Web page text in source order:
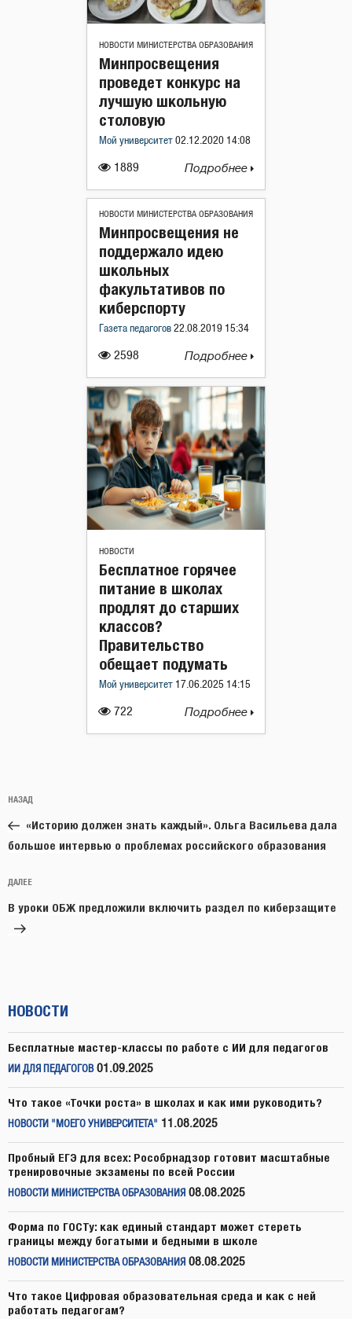
НОВОСТИ МИНИСТЕРСТВА ОБРАЗОВАНИЯ
1889
Минпросвещения
проведет конкурс на
лучшую школьную
столовую
Мой университет 02.12.2020 14:08
Подробнее
НОВОСТИ МИНИСТЕРСТВА ОБРАЗОВАНИЯ
2598
Минпросвещения не
поддержало идею
школьных
факультативов по
киберспорту
Газета педагогов 22.08.2019 15:34
Подробнее
НОВОСТИ
722
Бесплатное горячее
питание в школах
продлят до старших
классов?
Правительство
обещает подумать
Мой университет 17.06.2025 14:15
Подробнее
по
записям
Предыдущая
запись:
НАЗАД
«Историю должен знать каждый». Ольга Васильева дала
большое интервью о проблемах российского образования
Следующая
запись
ДАЛЕЕ
В уроки ОБЖ предложили включить раздел по киберзащите
НОВОСТИ
Бесплатные мастер-классы по работе с ИИ для педагогов
ИИ ДЛЯ ПЕДАГОГОВ 01.09.2025
Что такое «Точки роста» в школах и как ими руководить?
НОВОСТИ "МОЕГО УНИВЕРСИТЕТА" 11.08.2025
Пробный ЕГЭ для всех: Рособрнадзор готовит масштабные
тренировочные экзамены по всей России
НОВОСТИ МИНИСТЕРСТВА ОБРАЗОВАНИЯ 08.08.2025
Форма по ГОСТу: как единый стандарт может стереть
границы между богатыми и бедными в школе
НОВОСТИ МИНИСТЕРСТВА ОБРАЗОВАНИЯ 08.08.2025
Что такое Цифровая образовательная среда и как с ней
работать педагогам?